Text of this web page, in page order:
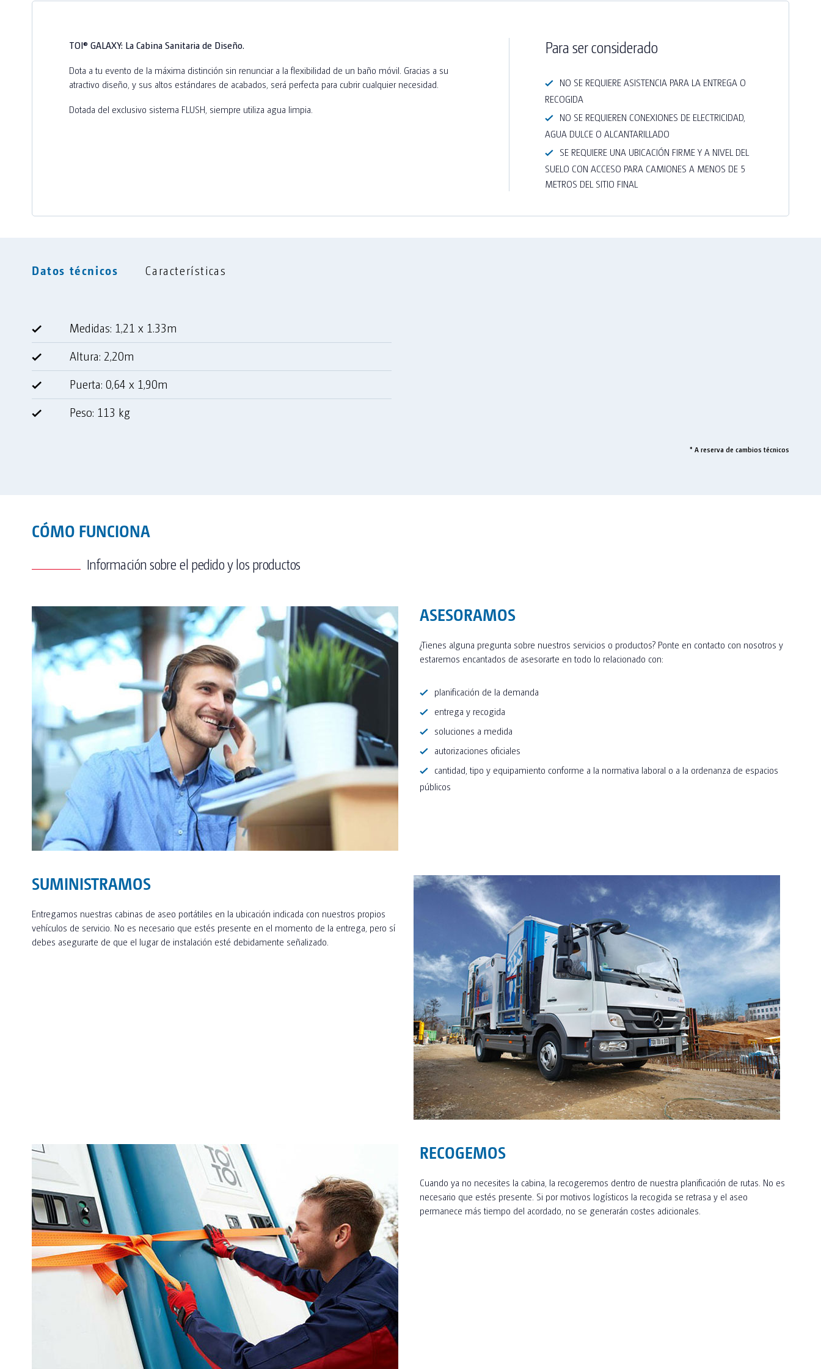
TOI® GALAXY: La Cabina Sanitaria de Diseño.
Dota a tu evento de la máxima distinción sin renunciar a la flexibilidad de un baño móvil. Gracias a su
atractivo diseño, y sus altos estándares de acabados, será perfecta para cubrir cualquier necesidad.
Dotada del exclusivo sistema FLUSH, siempre utiliza agua limpia.
Para ser considerado
NO SE REQUIERE ASISTENCIA PARA LA ENTREGA O
RECOGIDA
NO SE REQUIEREN CONEXIONES DE ELECTRICIDAD,
AGUA DULCE O ALCANTARILLADO
SE REQUIERE UNA UBICACIÓN FIRME Y A NIVEL DEL
SUELO CON ACCESO PARA CAMIONES A MENOS DE 5
METROS DEL SITIO FINAL
Datos técnicos Características
Medidas: 1,21 x 1.33m
Altura: 2,20m
Puerta: 0,64 x 1,90m
Peso: 113 kg
* A reserva de cambios técnicos
Cerradura integrada
Revestimientos interiores plásticos y de madera
espejo
CÓMO FUNCIONA
Información sobre el pedido y los productos
ASESORAMOS
¿Tienes alguna pregunta sobre nuestros servicios o productos? Ponte en contacto con nosotros y
estaremos encantados de asesorarte en todo lo relacionado con:
planificación de la demanda
entrega y recogida
soluciones a medida
autorizaciones oficiales
cantidad, tipo y equipamiento conforme a la normativa laboral o a la ordenanza de espacios
públicos
SUMINISTRAMOS
Entregamos nuestras cabinas de aseo portátiles en la ubicación indicada con nuestros propios
vehículos de servicio. No es necesario que estés presente en el momento de la entrega, pero sí
debes asegurarte de que el lugar de instalación esté debidamente señalizado.
RECOGEMOS
Cuando ya no necesites la cabina, la recogeremos dentro de nuestra planificación de rutas. No es
necesario que estés presente. Si por motivos logísticos la recogida se retrasa y el aseo
permanece más tiempo del acordado, no se generarán costes adicionales.